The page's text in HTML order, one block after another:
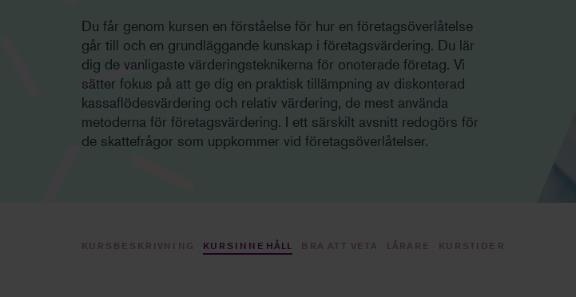
Du får genom kursen en förståelse för hur en företagsöverlåtelse
går till och en grundläggande kunskap i företagsvärdering. Du lär
dig de vanligaste värderingsteknikerna för onoterade företag. Vi
sätter fokus på att ge dig en praktisk tillämpning av diskonterad
kassaflödesvärdering och relativ värdering, de mest använda
metoderna för företagsvärdering. I ett särskilt avsnitt redogörs för
de skattefrågor som uppkommer vid företagsöverlåtelser.
KURSBESKRIVNING KURSINNEHÅLL BRA ATT VETA LÄRARE KURSTIDER